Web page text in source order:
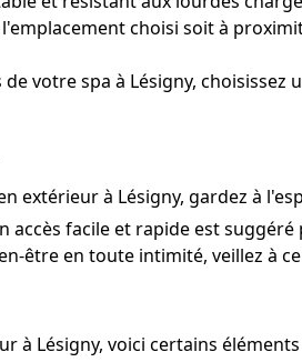
choisi soit à
votre spa à Lésigny,
extérieur à Lésigny, gardez à
accès facile et rapide est
être en toute intimité, veillez à
à Lésigny, voici certains